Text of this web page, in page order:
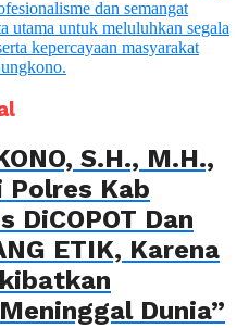
S.H., M.H.,
Polres Kab
DiCOPOT Dan
ETIK, Karena
Dunia”